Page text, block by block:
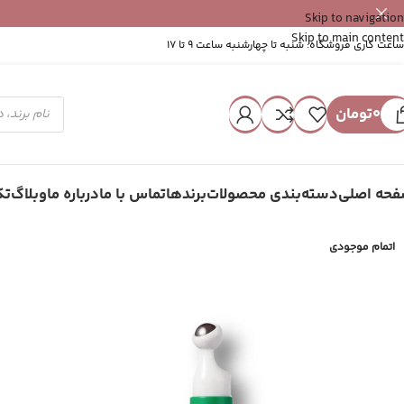
Skip to navigation
Skip to main content
ساعت کاری فروشگاه: شنبه تا چهارشنبه ساعت 9 تا 17
0تومان
اصلیدسته‌بندی محصولاتبرندهاتماس با مادرباره ماوبلاگ
اتمام موجودی